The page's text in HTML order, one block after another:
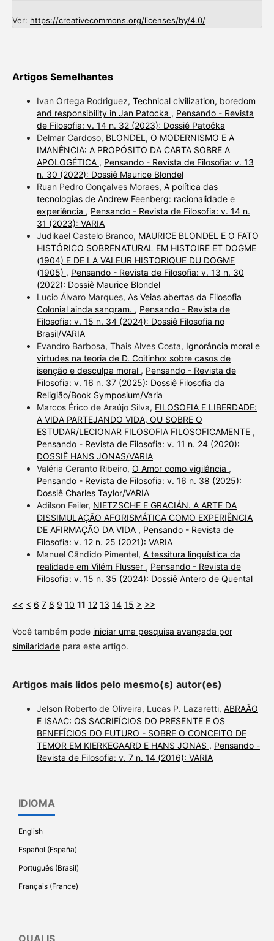
Ver: https://creativecommons.org/licenses/by/4.0/
Artigos Semelhantes
Ivan Ortega Rodriguez, Technical civilization, boredom
and responsibility in Jan Patocka , Pensando - Revista
de Filosofia: v. 14 n. 32 (2023): Dossiê Patočka
Delmar Cardoso, BLONDEL, O MODERNISMO E A
IMANÊNCIA: A PROPÓSITO DA CARTA SOBRE A
APOLOGÉTICA , Pensando - Revista de Filosofia: v. 13
n. 30 (2022): Dossiê Maurice Blondel
Ruan Pedro Gonçalves Moraes, A política das
tecnologias de Andrew Feenberg: racionalidade e
experiência , Pensando - Revista de Filosofia: v. 14 n.
31 (2023): VARIA
Judikael Castelo Branco, MAURICE BLONDEL E O FATO
HISTÓRICO SOBRENATURAL EM HISTOIRE ET DOGME
(1904) E DE LA VALEUR HISTORIQUE DU DOGME
(1905) , Pensando - Revista de Filosofia: v. 13 n. 30
(2022): Dossiê Maurice Blondel
Lucio Álvaro Marques, As Veias abertas da Filosofia
Colonial ainda sangram. , Pensando - Revista de
Filosofia: v. 15 n. 34 (2024): Dossiê Filosofia no
Brasil/VARIA
Evandro Barbosa, Thais Alves Costa, Ignorância moral e
virtudes na teoria de D. Coitinho: sobre casos de
isenção e desculpa moral , Pensando - Revista de
Filosofia: v. 16 n. 37 (2025): Dossiê Filosofia da
Religião/Book Symposium/Varia
Marcos Érico de Araújo Silva, FILOSOFIA E LIBERDADE:
A VIDA PARTEJANDO VIDA, OU SOBRE O
ESTUDAR/LECIONAR FILOSOFIA FILOSOFICAMENTE ,
Pensando - Revista de Filosofia: v. 11 n. 24 (2020):
DOSSIÊ HANS JONAS/VARIA
Valéria Ceranto Ribeiro, O Amor como vigilância ,
Pensando - Revista de Filosofia: v. 16 n. 38 (2025):
Dossiê Charles Taylor/VARIA
Adilson Feiler, NIETZSCHE E GRACIÁN. A ARTE DA
DISSIMULAÇÃO AFORISMÁTICA COMO EXPERIÊNCIA
DE AFIRMAÇÃO DA VIDA , Pensando - Revista de
Filosofia: v. 12 n. 25 (2021): VARIA
Manuel Cândido Pimentel, A tessitura linguística da
realidade em Vilém Flusser , Pensando - Revista de
Filosofia: v. 15 n. 35 (2024): Dossiê Antero de Quental
<< < 6 7 8 9 10 11 12 13 14 15 > >>
Você também pode iniciar uma pesquisa avançada por
similaridadepara este artigo.
Artigos mais lidos pelo mesmo(s) autor(es)
Jelson Roberto de Oliveira, Lucas P. Lazaretti, ABRAÃO
E ISAAC: OS SACRIFÍCIOS DO PRESENTE E OS
BENEFÍCIOS DO FUTURO - SOBRE O CONCEITO DE
TEMOR EM KIERKEGAARD E HANS JONAS , Pensando -
Revista de Filosofia: v. 7 n. 14 (2016): VARIA
IDIOMA
English
Español (España)
Português (Brasil)
Français (France)
QUALIS